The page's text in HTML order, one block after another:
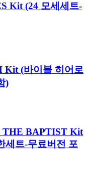
Kit (24 모세세트-
Kit (바이블 히어로
)
THE BAPTIST Kit
세트-무료버전 포